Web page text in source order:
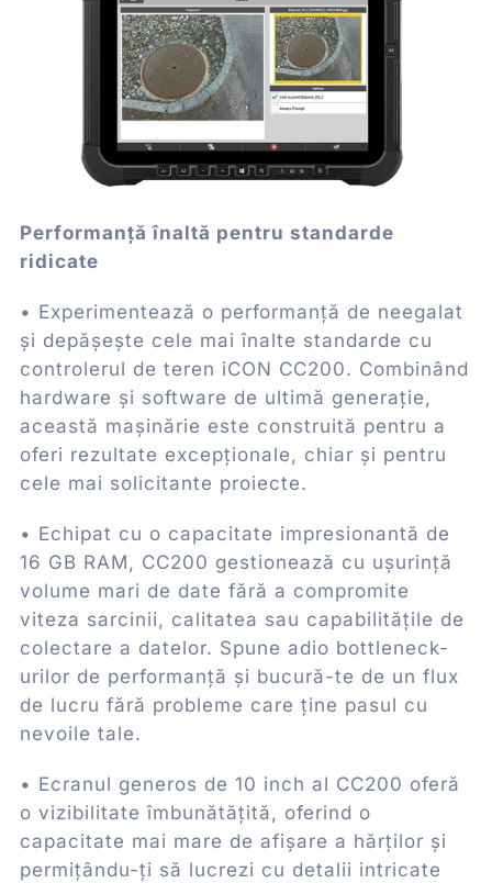
Performanță înaltă pentru standarde
ridicate
• Experimentează o performanță de neegalat
și depășește cele mai înalte standarde cu
controlerul de teren iCON CC200. Combinând
hardware și software de ultimă generație,
această mașinărie este construită pentru a
oferi rezultate excepționale, chiar și pentru
cele mai solicitante proiecte.
• Echipat cu o capacitate impresionantă de
16 GB RAM, CC200 gestionează cu ușurință
volume mari de date fără a compromite
viteza sarcinii, calitatea sau capabilitățile de
colectare a datelor. Spune adio bottleneck-
urilor de performanță și bucură-te de un flux
de lucru fără probleme care ține pasul cu
nevoile tale.
• Ecranul generos de 10 inch al CC200 oferă
o vizibilitate îmbunătățită, oferind o
capacitate mai mare de afișare a hărților și
permițându-ți să lucrezi cu detalii intricate